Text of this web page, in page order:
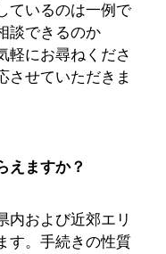
ているのは一例で
談できるのか
軽にお尋ねくださ
させていただきま
えますか？
内および近郊エリ
す。手続きの性質